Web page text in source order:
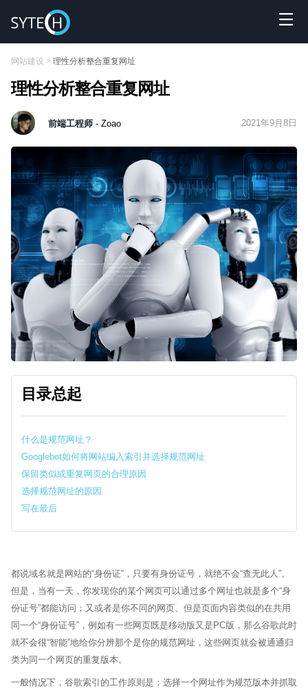
网站建设 > 理性分析整合重复网址
理性分析整合重复网址
前端工程师 - Zoao 2021年9月8日
目录总起
什么是规范网址？
Googlebot如何将网站编入索引并选择规范网址
保留类似或重复网页的合理原因
选择规范网址的原因
写在最后
都说域名就是网站的“身份证”，只要有身份证号，就绝不会“查无此人”。
但是，当有一天，你发现你的某个网页可以通过多个网址也就是多个“身
份证号”都能访问；又或者是你不同的网页、但是页面内容类似的在共用
同一个“身份证号”，例如有一些网页既是移动版又是PC版，那么谷歌此时
就不会很“智能”地给你分辨那个是你的规范网址，这些网页就会被通通归
类为同一个网页的重复版本。
一般情况下，谷歌索引的工作原则是：选择一个网址作为规范版本并抓取
Sytech AI
在线 · 外贸网站体检
EN
🏆 17+年行业经验 🌍 60+跨国品牌 🤝 谷歌官方合作伙伴